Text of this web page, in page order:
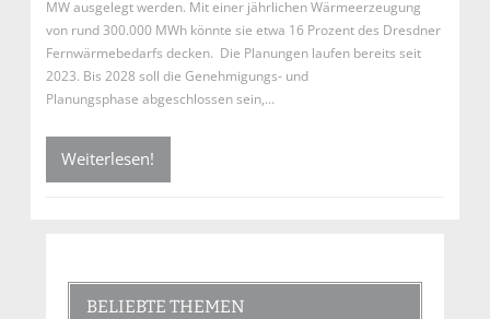
MW ausgelegt werden. Mit einer jährlichen Wärmeerzeugung
von rund 300.000 MWh könnte sie etwa 16 Prozent des Dresdner
Fernwärmebedarfs decken. Die Planungen laufen bereits seit
2023. Bis 2028 soll die Genehmigungs- und
Planungsphase abgeschlossen sein,…
Weiterlesen!
BELIEBTE THEMEN